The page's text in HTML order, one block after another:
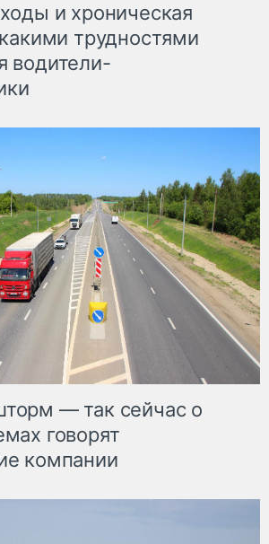
и хроническая
трудностями
водители-
— так сейчас о
говорят
компании